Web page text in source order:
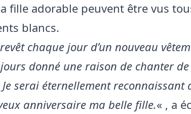
fille adorable peuvent être vus
blancs.
chaque jour d’un nouveau
donné une raison de chanter
serai éternellement reconnaissant
anniversaire ma belle fille.« , a